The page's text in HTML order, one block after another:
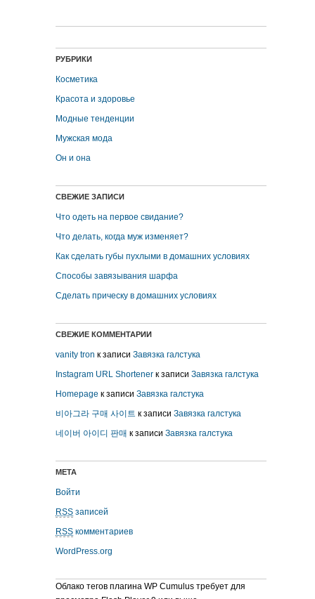
РУБРИКИ
Косметика
Красота и здоровье
Модные тенденции
Мужская мода
Он и она
СВЕЖИЕ ЗАПИСИ
Что одеть на первое свидание?
Что делать, когда муж изменяет?
Как сделать губы пухлыми в домашних условиях
Способы завязывания шарфа
Сделать прическу в домашних условиях
СВЕЖИЕ КОММЕНТАРИИ
vanity tron к записи Завязка галстука
Instagram URL Shortener к записи Завязка галстука
Homepage к записи Завязка галстука
비아그라 구매 사이트 к записи Завязка галстука
네이버 아이디 판매 к записи Завязка галстука
МЕТА
Войти
RSS записей
RSS комментариев
WordPress.org
Облако тегов плагина WP Cumulus требует для